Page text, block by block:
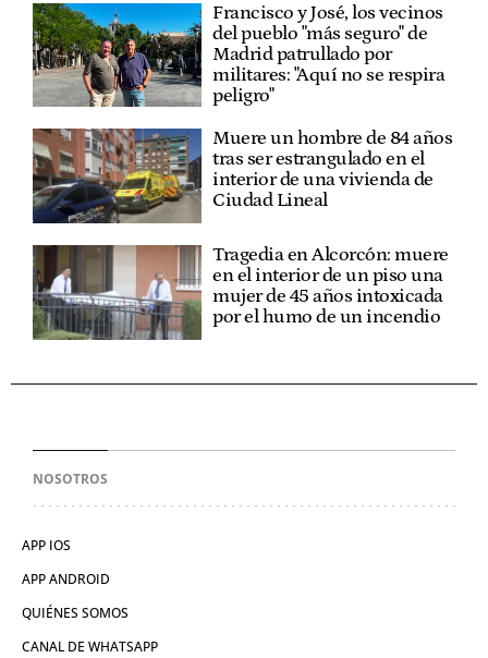
Francisco y José, los vecinos
del pueblo "más seguro" de
Madrid patrullado por
militares: "Aquí no se respira
peligro"
Muere un hombre de 84 años
tras ser estrangulado en el
interior de una vivienda de
Ciudad Lineal
Tragedia en Alcorcón: muere
en el interior de un piso una
mujer de 45 años intoxicada
por el humo de un incendio
NOSOTROS
APP IOS
APP ANDROID
QUIÉNES SOMOS
CANAL DE WHATSAPP